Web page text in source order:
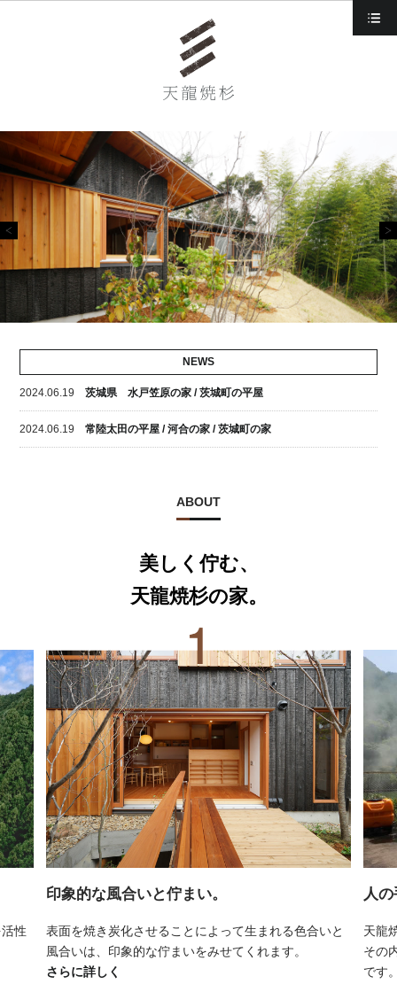
d
NEWS
2024.06.19茨城県 水戸笠原の家 / 茨城町の平屋
2024.06.19常陸太田の平屋 / 河合の家 / 茨城町の家
ABOUT
美しく佇む、
天龍焼杉の家。
性
印象的な風合いと佇まい。
表面を焼き炭化させることによって生まれる色合いと
風合いは、印象的な佇まいをみせてくれます。
さらに詳しく
人
天龍
その
です